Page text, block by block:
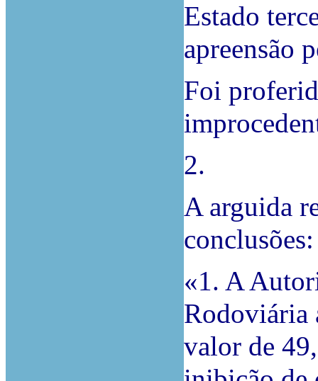
Estado
apreensão
Foi
2.
A arguida
conclusões:
«1. A
Rodoviária
valor de